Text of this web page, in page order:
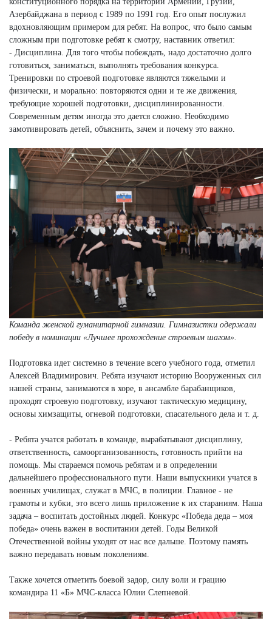
Азербайджана в период с 1989 по 1991 год. Его опыт послужил
вдохновляющим примером для ребят. На вопрос, что было самым
сложным при подготовке ребят к смотру, наставник ответил:
- Дисциплина. Для того чтобы побеждать, надо достаточно долго
готовиться, заниматься, выполнять требования конкурса.
Тренировки по строевой подготовке являются тяжелыми и
физически, и морально: повторяются одни и те же движения,
требующие хорошей подготовки, дисциплинированности.
Современным детям иногда это дается сложно. Необходимо
замотивировать детей, объяснить, зачем и почему это важно.
Команда женской гуманитарной гимназии. Гимназистки одержали
победу в номинации «Лучшее прохождение строевым шагом».
Подготовка идет системно в течение всего учебного года, отметил
Алексей Владимирович. Ребята изучают историю Вооруженных сил
нашей страны, занимаются в хоре, в ансамбле барабанщиков,
проходят строевую подготовку, изучают тактическую медицину,
основы химзащиты, огневой подготовки, спасательного дела и т. д.
- Ребята учатся работать в команде, вырабатывают дисциплину,
ответственность, самоорганизованность, готовность прийти на
помощь. Мы стараемся помочь ребятам и в определении
дальнейшего профессионального пути. Наши выпускники учатся в
военных училищах, служат в МЧС, в полиции. Главное - не
грамоты и кубки, это всего лишь приложение к их стараниям. Наша
задача – воспитать достойных людей. Конкурс «Победа деда – моя
победа» очень важен в воспитании детей. Годы Великой
Отечественной войны уходят от нас все дальше. Поэтому память
важно передавать новым поколениям.
Также хочется отметить боевой задор, силу воли и грацию
командира 11 «Б» МЧС-класса Юлии Слепневой.